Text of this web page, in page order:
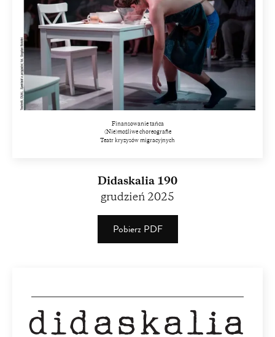
Finansowanie tańca
(Nie)możliwe choreografie
Teatr kryzysów migracyjnych
Didaskalia 190
grudzień 2025
Pobierz PDF
(4.13